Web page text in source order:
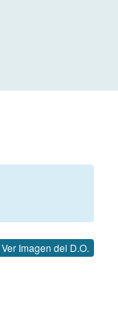
Ver Imagen del D.O.